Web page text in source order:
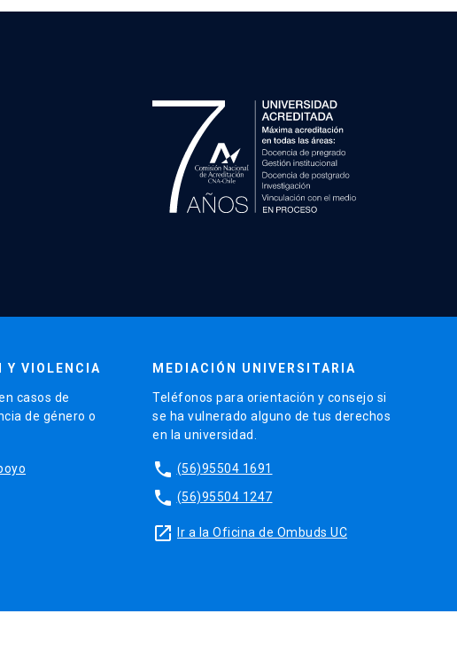
Y VIOLENCIA
casos de
de género o
MEDIACIÓN UNIVERSITARIA
Teléfonos para orientación y consejo si
se ha vulnerado alguno de tus derechos
en la universidad.
phone (56)95504 1691
phone (56)95504 1247
launch Ir a la Oficina de Ombuds UC